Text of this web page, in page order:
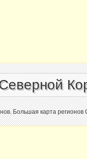
Большая карта регионов